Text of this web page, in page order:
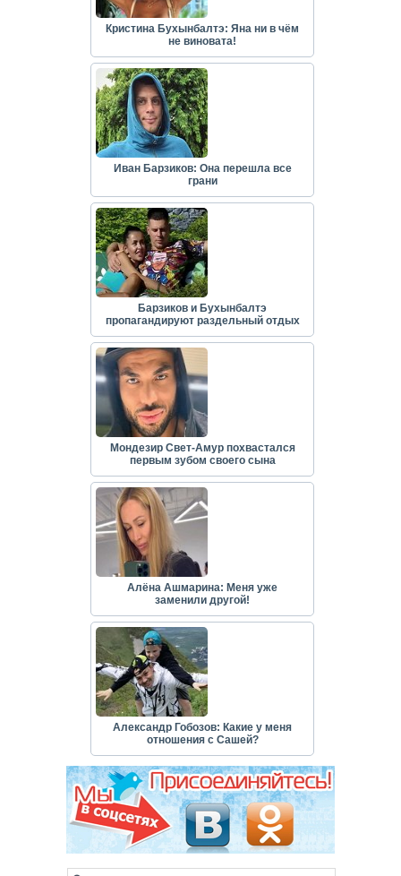
Кристина Бухынбалтэ: Яна ни в чём
не виновата!
Иван Барзиков: Она перешла все
грани
Барзиков и Бухынбалтэ
пропагандируют раздельный отдых
Мондезир Свет-Амур похвастался
первым зубом своего сына
Алёна Ашмарина: Меня уже
заменили другой!
Александр Гобозов: Какие у меня
отношения с Сашей?